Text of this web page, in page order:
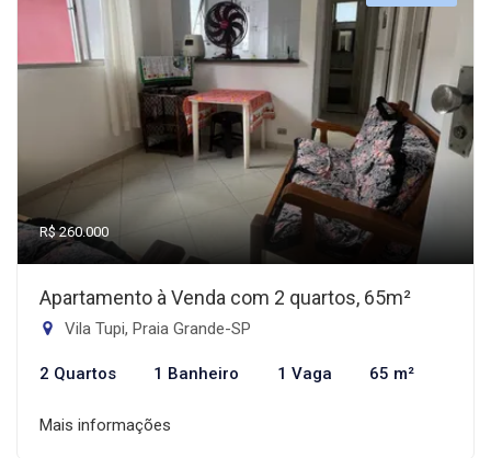
R$ 260.000
Apartamento à Venda com 2 quartos, 65m²
Vila Tupi, Praia Grande-SP
2 Quartos 1 Banheiro 1 Vaga 65 m²
Mais informações